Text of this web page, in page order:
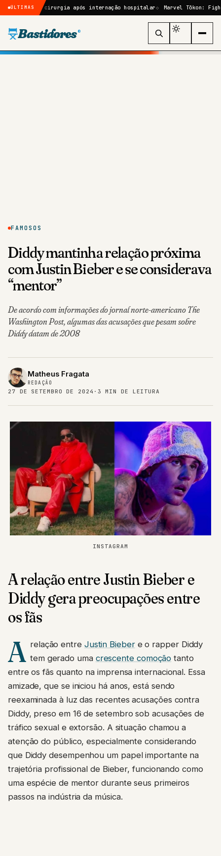
ÚLTIMAS
cirurgia após internação hospitalar Marvel Tōkon: Fighting
Bastidores ®
FAMOSOS
Diddy mantinha relação próxima
com Justin Bieber e se considerava
“mentor”
De acordo com informações do jornal norte-americano The
Washington Post, algumas das acusações que pesam sobre
Diddy datam de 2008
Matheus Fragata
REDAÇÃO
27 DE SETEMBRO DE 2024 · 3 MIN DE LEITURA
INSTAGRAM
A relação entre Justin Bieber e
Diddy gera preocupações entre
os fãs
A relação entre Justin Biebere o rapper Diddy
tem gerado uma crescente comoção tanto
entre os fãs quanto na imprensa internacional. Essa
amizade, que se iniciou há anos, está sendo
reexaminada à luz das recentes acusações contra
Diddy, preso em 16 de setembro sob acusações de
tráfico sexual e extorsão. A situação chamou a
atenção do público, especialmente considerando
que Diddy desempenhou um papel importante na
trajetória profissional de Bieber, funcionando como
uma espécie de mentor durante seus primeiros
passos na indústria da música.